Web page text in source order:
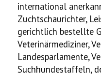
international
Zuchtschaurichter,
gerichtlich bestellte
Veterinärmediziner,
Landesparlamente,
Suchhundestaffeln,